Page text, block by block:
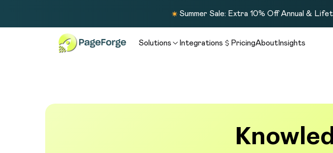
Summer Sale: Extra 10% Off Annual &
Solutions Integrations PricingAbout Insights